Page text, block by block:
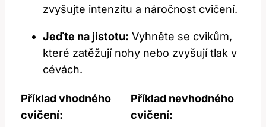
zvyšujte intenzitu a náročnost cvičení.
Jeďte na jistotu: Vyhněte se cvikům,
které zatěžují nohy nebo zvyšují tlak v
cévách.
Příklad vhodného
cvičení:
Příklad nevhodného
cvičení: